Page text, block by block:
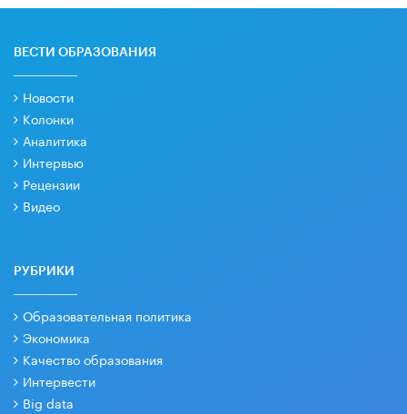
ВЕСТИ ОБРАЗОВАНИЯ
Новости
Колонки
Аналитика
Интервью
Рецензии
Видео
РУБРИКИ
Образовательная политика
Экономика
Качество образования
Интервести
Big data